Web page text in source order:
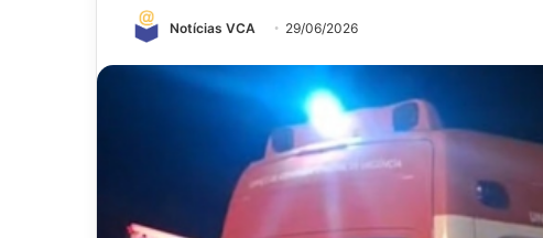
Notícias VCA 29/06/2026